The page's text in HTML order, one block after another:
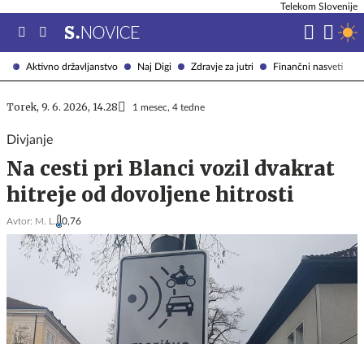
Aktivno državljanstvo Naj Digi Zdravje za jutri Finančni nasveti
Telekom Slovenije
Torek, 9. 6. 2026, 14.28 1 mesec, 4 tedne
Divjanje
Na cesti pri Blanci vozil dvakrat
hitreje od dovoljene hitrosti
Avtor: M. L. 0,76